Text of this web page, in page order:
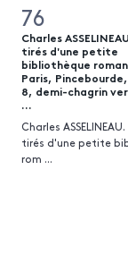
76
Charles
tirés d'une petite
bibliothèque
Paris,
8, demi-chagrin
...
Charles
tirés d'une petite
rom ...